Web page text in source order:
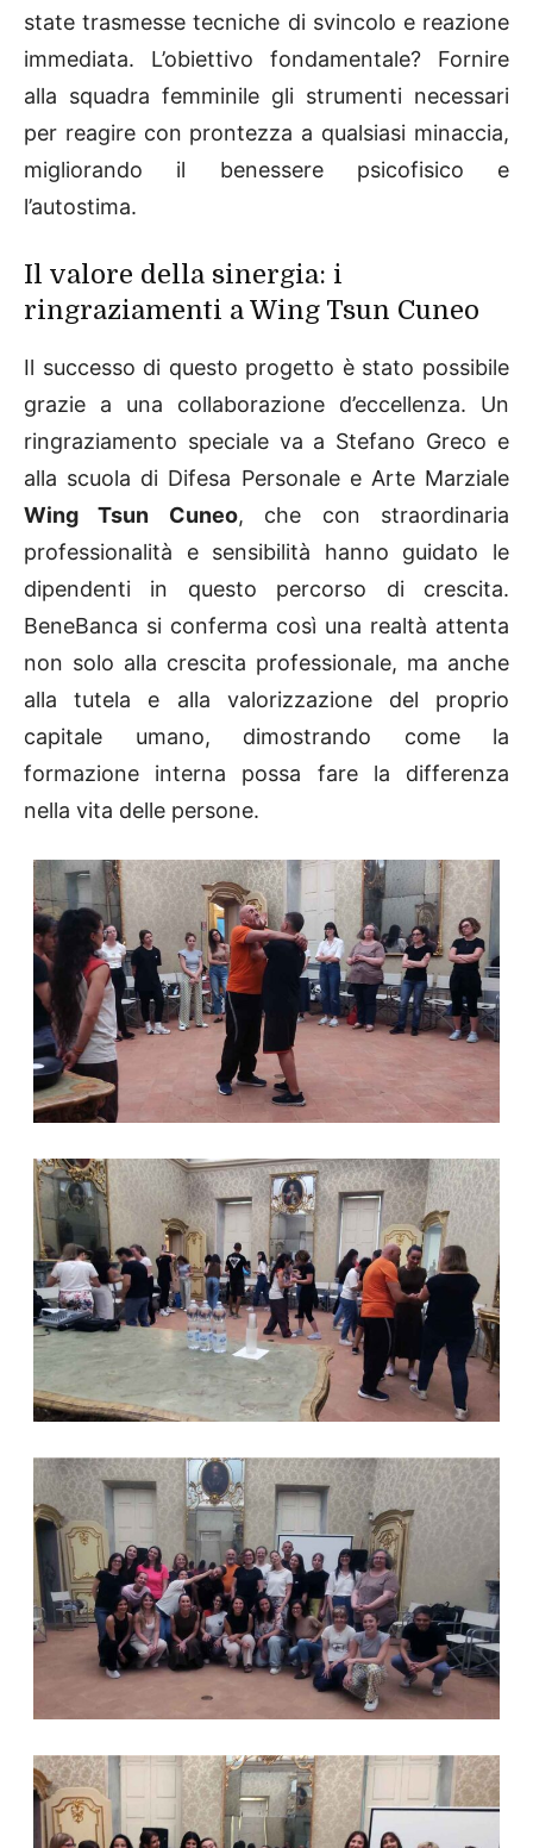
state trasmesse tecniche di svincolo e reazione
immediata. L’obiettivo fondamentale? Fornire
alla squadra femminile gli strumenti necessari
per reagire con prontezza a qualsiasi minaccia,
migliorando il benessere psicofisico e
l’autostima.
Il valore della sinergia: i
ringraziamenti a Wing Tsun Cuneo
Il successo di questo progetto è stato possibile
grazie a una collaborazione d’eccellenza. Un
ringraziamento speciale va a Stefano Greco e
alla scuola di Difesa Personale e Arte Marziale
Wing Tsun Cuneo, che con straordinaria
professionalità e sensibilità hanno guidato le
dipendenti in questo percorso di crescita.
BeneBanca si conferma così una realtà attenta
non solo alla crescita professionale, ma anche
alla tutela e alla valorizzazione del proprio
capitale umano, dimostrando come la
formazione interna possa fare la differenza
nella vita delle persone.